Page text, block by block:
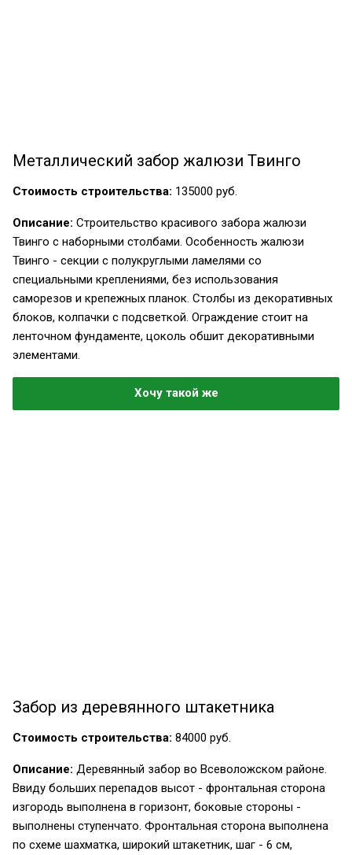
Металлический забор жалюзи Твинго
Стоимость строительства: 135000 руб.
Описание: Строительство красивого забора жалюзи
Твинго с наборными столбами. Особенность жалюзи
Твинго - секции с полукруглыми ламелями со
специальными креплениями, без использования
саморезов и крепежных планок. Столбы из декоративных
блоков, колпачки с подсветкой. Ограждение стоит на
ленточном фундаменте, цоколь обшит декоративными
элементами.
Хочу такой же
Забор из деревянного штакетника
Стоимость строительства: 84000 руб.
Описание: Деревянный забор во Всеволожском районе.
Ввиду больших перепадов высот - фронтальная сторона
изгородь выполнена в горизонт, боковые стороны -
выполнены ступенчато. Фронтальная сторона выполнена
по схеме шахматка, широкий штакетник, шаг - 6 см,